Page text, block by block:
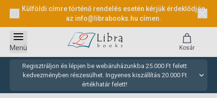
Külföldi címre történő rendelés esetén kérjük érdeklődjön
az info@librabooks.hu címen.
Regisztráljon és lépjen be webáruházunkba 25.000 Ft felett
kedvezményben részesülhet. Ingyenes kiszállítás 20.000 Ft
értékhatár felett!
Menü Kosár